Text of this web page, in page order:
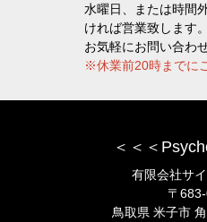
水曜日、または時間
ければ営業致します。
お気軽にお問い合わ
※休業前20時までに
＜＜＜
有限会社サ
〒
鳥取県 米子市